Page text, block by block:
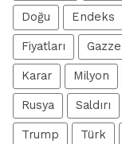
Doğu Endeks
Fiyatları Gazze
Karar Milyon
Rusya Saldırı
Trump Türk